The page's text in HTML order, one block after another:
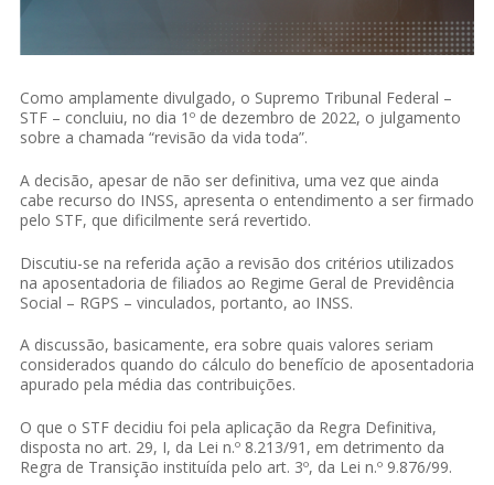
Como amplamente divulgado, o Supremo Tribunal Federal –
STF – concluiu, no dia 1º de dezembro de 2022, o julgamento
sobre a chamada “revisão da vida toda”.
A decisão, apesar de não ser definitiva, uma vez que ainda
cabe recurso do INSS, apresenta o entendimento a ser firmado
pelo STF, que dificilmente será revertido.
Discutiu-se na referida ação a revisão dos critérios utilizados
na aposentadoria de filiados ao Regime Geral de Previdência
Social – RGPS – vinculados, portanto, ao INSS.
A discussão, basicamente, era sobre quais valores seriam
considerados quando do cálculo do benefício de aposentadoria
apurado pela média das contribuições.
O que o STF decidiu foi pela aplicação da Regra Definitiva,
disposta no art. 29, I, da Lei n.º 8.213/91, em detrimento da
Regra de Transição instituída pelo art. 3º, da Lei n.º 9.876/99.